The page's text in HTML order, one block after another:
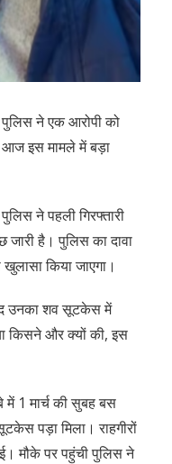
पुलिस ने एक आरोपी को
आज इस मामले में बड़ा
ने पहली गिरफ्तारी
है। पुलिस का दावा
किया जाएगा।
उनका शव सूटकेस में
किसने और क्यों की, इस
1 मार्च की सुबह बस
पड़ा मिला। राहगीरों
मौके पर पहुंची पुलिस ने